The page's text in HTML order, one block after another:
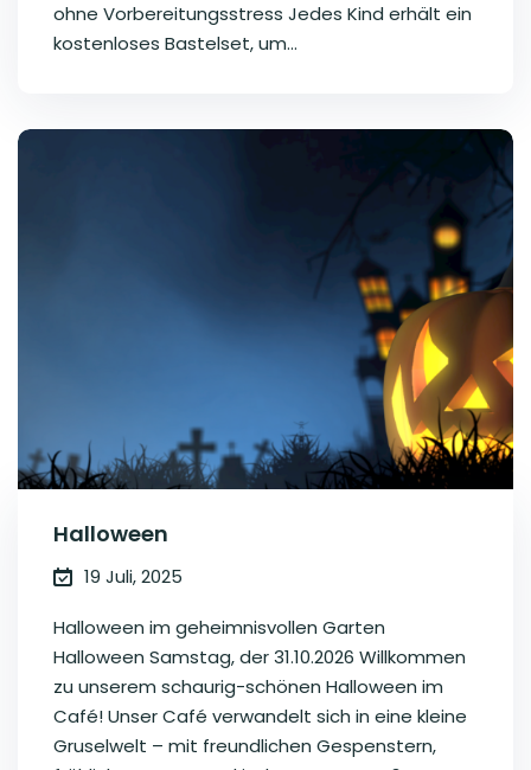
ohne Vorbereitungsstress Jedes Kind erhält ein
kostenloses Bastelset, um...
Halloween
19 Juli, 2025
Halloween im geheimnisvollen Garten
Halloween Samstag, der 31.10.2026 Willkommen
zu unserem schaurig-schönen Halloween im
Café! Unser Café verwandelt sich in eine kleine
Gruselwelt – mit freundlichen Gespenstern,